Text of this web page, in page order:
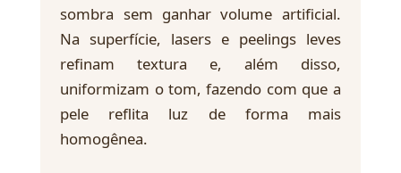
sombra sem ganhar volume artificial.
Na superfície, lasers e peelings leves
refinam textura e, além disso,
uniformizam o tom, fazendo com que a
pele reflita luz de forma mais
homogênea.